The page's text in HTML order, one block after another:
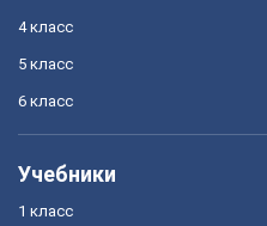
4 класс
5 класс
6 класс
Учебники
1 класс